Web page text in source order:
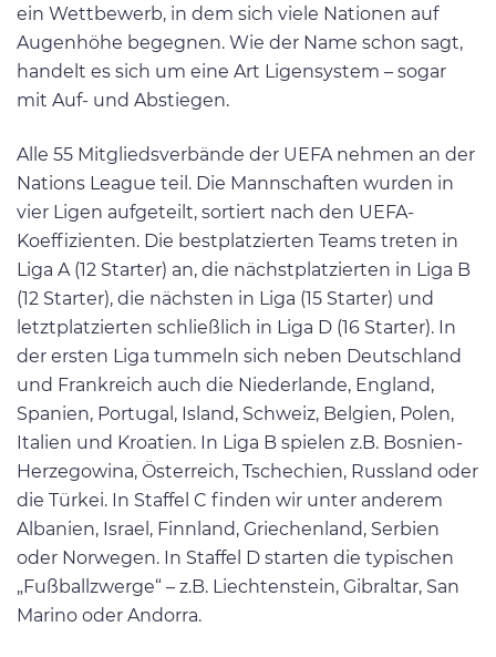
ein Wettbewerb, in dem sich viele Nationen auf
Augenhöhe begegnen. Wie der Name schon sagt,
handelt es sich um eine Art Ligensystem – sogar
mit Auf- und Abstiegen.
Alle 55 Mitgliedsverbände der UEFA nehmen an der
Nations League teil. Die Mannschaften wurden in
vier Ligen aufgeteilt, sortiert nach den UEFA-
Koeffizienten. Die bestplatzierten Teams treten in
Liga A (12 Starter) an, die nächstplatzierten in Liga B
(12 Starter), die nächsten in Liga (15 Starter) und
letztplatzierten schließlich in Liga D (16 Starter). In
der ersten Liga tummeln sich neben Deutschland
und Frankreich auch die Niederlande, England,
Spanien, Portugal, Island, Schweiz, Belgien, Polen,
Italien und Kroatien. In Liga B spielen z.B. Bosnien-
Herzegowina, Österreich, Tschechien, Russland oder
die Türkei. In Staffel C finden wir unter anderem
Albanien, Israel, Finnland, Griechenland, Serbien
oder Norwegen. In Staffel D starten die typischen
„Fußballzwerge“ – z.B. Liechtenstein, Gibraltar, San
Marino oder Andorra.